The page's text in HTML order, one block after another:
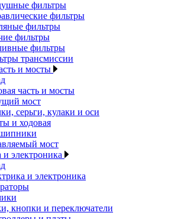
фильтры
фильтры
фильтры
фильтры
фильтры
трансмиссии
и мосты
часть и мосты
мост
серьги, кулаки и оси
и ходовая
мост
и электроника
и электроника
кнопки и переключатели